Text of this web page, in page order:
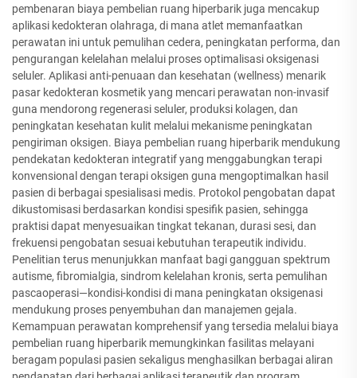
pembenaran biaya pembelian ruang hiperbarik juga mencakup
aplikasi kedokteran olahraga, di mana atlet memanfaatkan
perawatan ini untuk pemulihan cedera, peningkatan performa, dan
pengurangan kelelahan melalui proses optimalisasi oksigenasi
seluler. Aplikasi anti-penuaan dan kesehatan (wellness) menarik
pasar kedokteran kosmetik yang mencari perawatan non-invasif
guna mendorong regenerasi seluler, produksi kolagen, dan
peningkatan kesehatan kulit melalui mekanisme peningkatan
pengiriman oksigen. Biaya pembelian ruang hiperbarik mendukung
pendekatan kedokteran integratif yang menggabungkan terapi
konvensional dengan terapi oksigen guna mengoptimalkan hasil
pasien di berbagai spesialisasi medis. Protokol pengobatan dapat
dikustomisasi berdasarkan kondisi spesifik pasien, sehingga
praktisi dapat menyesuaikan tingkat tekanan, durasi sesi, dan
frekuensi pengobatan sesuai kebutuhan terapeutik individu.
Penelitian terus menunjukkan manfaat bagi gangguan spektrum
autisme, fibromialgia, sindrom kelelahan kronis, serta pemulihan
pascaoperasi—kondisi-kondisi di mana peningkatan oksigenasi
mendukung proses penyembuhan dan manajemen gejala.
Kemampuan perawatan komprehensif yang tersedia melalui biaya
pembelian ruang hiperbarik memungkinkan fasilitas melayani
beragam populasi pasien sekaligus menghasilkan berbagai aliran